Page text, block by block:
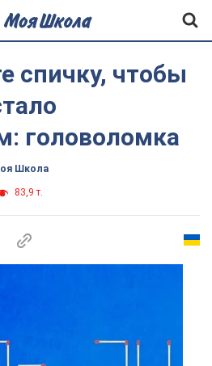
спичку, чтобы
головоломка
Школа
83,9 т.